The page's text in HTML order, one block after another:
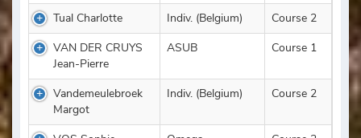
Tual Charlotte
Indiv. (Belgium)
Course 2
VAN DER CRUYS
Jean-Pierre
ASUB Course 1
Vandemeulebroek
Margot
Indiv. (Belgium) Course 2